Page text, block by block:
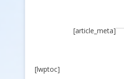
[article_meta]
[lwptoc]